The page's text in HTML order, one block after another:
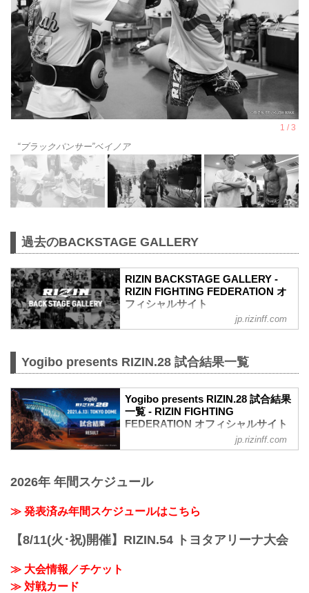
“ブラックパンサー”ベイノア
過去のBACKSTAGE GALLERY
RIZIN BACKSTAGE GALLERY -
RIZIN FIGHTING FEDERATION オ
フィシャルサイト
戦いの裏側で選手が見せる真実の素顔。
jp.rizinff.com
Yogibo presents RIZIN.28 試合結果一覧
Yogibo presents RIZIN.28 試合結果
一覧 - RIZIN FIGHTING
FEDERATION オフィシャルサイト
第10試合／スペシャルワンマッチ 朝倉未
ケ / Mikuru Asakura vs. Kleber Koike -
youtu.be
RIZIN MMAルール：5分 3R（66.0kg）
※肘あり
jp.rizinff.com
2026年 年間スケジュール
≫ 発表済み年間スケジュールはこちら
【8/11(火･祝)開催】RIZIN.54 トヨタアリーナ大会
≫ 大会情報／チケット
≫ 対戦カード